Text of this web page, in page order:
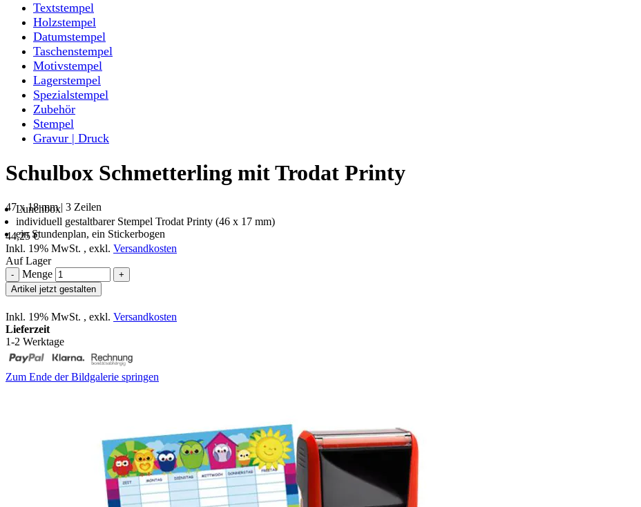
Textstempel
Holzstempel
Datumstempel
Taschenstempel
Motivstempel
Lagerstempel
Spezialstempel
Zubehör
Stempel
Gravur | Druck
Schulbox Schmetterling mit Trodat Printy
47 x 18 mm | 3 Zeilen
Lunchbox
individuell gestaltbarer Stempel Trodat Printy (46 x 17 mm)
ein Stundenplan, ein Stickerbogen
44,25 €
Inkl. 19% MwSt. , exkl. Versandkosten
Auf Lager
- Menge
+
Artikel jetzt gestalten
Inkl. 19% MwSt. , exkl. Versandkosten
Lieferzeit
1-2 Werktage
Zum Ende der Bildgalerie springen